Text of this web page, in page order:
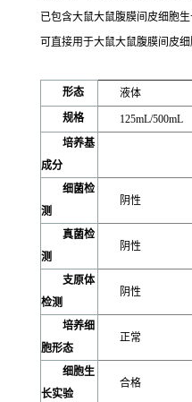
已包含大鼠大鼠腹膜间皮细胞
可直接用于大鼠大鼠腹膜间皮细
形态
液体
规格
125mL/500mL
培养基
成分
细菌检
测
阴性
真菌检
测
阴性
支原体
检测
阴性
培养细
胞形态
正常
细胞生
长实验
合格